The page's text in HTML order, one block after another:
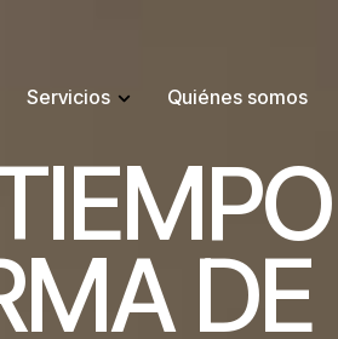
Servicios Quiénes somos
IEMPO
MA DE